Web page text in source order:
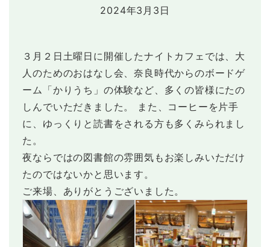
川南町立図書館でできること
各種使用料
各申込書
図書館だより
ご利用にあたって
ホールを借りたい・利用したい
ご利用にあたって
2024年3月3日
３月２日土曜日に開催したナイトカフェでは、大
人のためのおはなし会、奈良時代からのボードゲ
ーム「かりうち」の体験など、多くの皆様にたの
しんでいただきました。 また、コーヒーを片手
に、ゆっくりと読書をされる方も多くみられまし
た。
夜ならではの図書館の雰囲気もお楽しみいただけ
たのではないかと思います。
ご来場、ありがとうございました。